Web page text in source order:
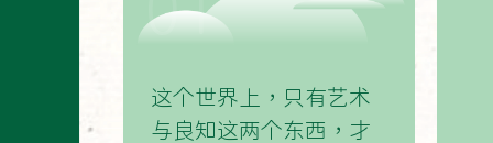
这个世界上，只有艺术
与良知这两个东西，才